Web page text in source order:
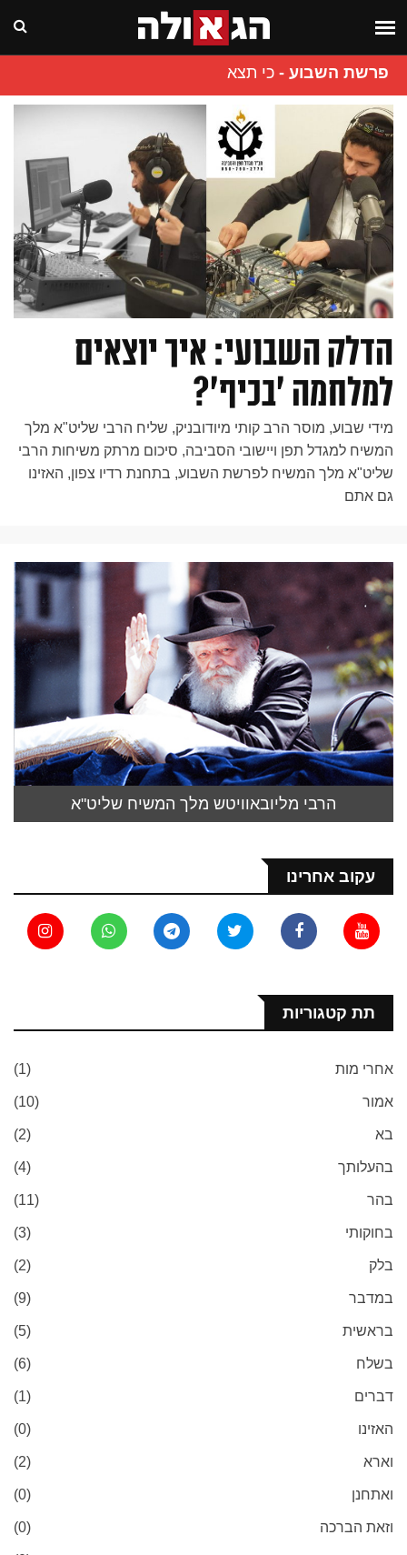
פרשת השבוע - כי תצא
הדלק השבועי: איך יוצאים
למלחמה 'בכיף'?
מידי שבוע, מוסר הרב קותי מיודובניק, שליח הרבי שליט"א מלך
המשיח למגדל תפן ויישובי הסביבה, סיכום מרתק משיחות הרבי
שליט"א מלך המשיח לפרשת השבוע, בתחנת רדיו צפון, האזינו
גם אתם
הרבי מליובאוויטש מלך המשיח שליט"א
עקוב אחרינו
תת קטגוריות
אחרי מות (1)
אמור (10)
בא (2)
בהעלותך (4)
בהר (11)
בחוקותי (3)
בלק (2)
במדבר (9)
בראשית (5)
בשלח (6)
דברים (1)
האזינו (0)
וארא (2)
ואתחנן (0)
וזאת הברכה (0)